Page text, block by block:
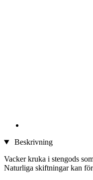
Beskrivning
Vacker kruka i stengods
Naturliga skiftningar kan